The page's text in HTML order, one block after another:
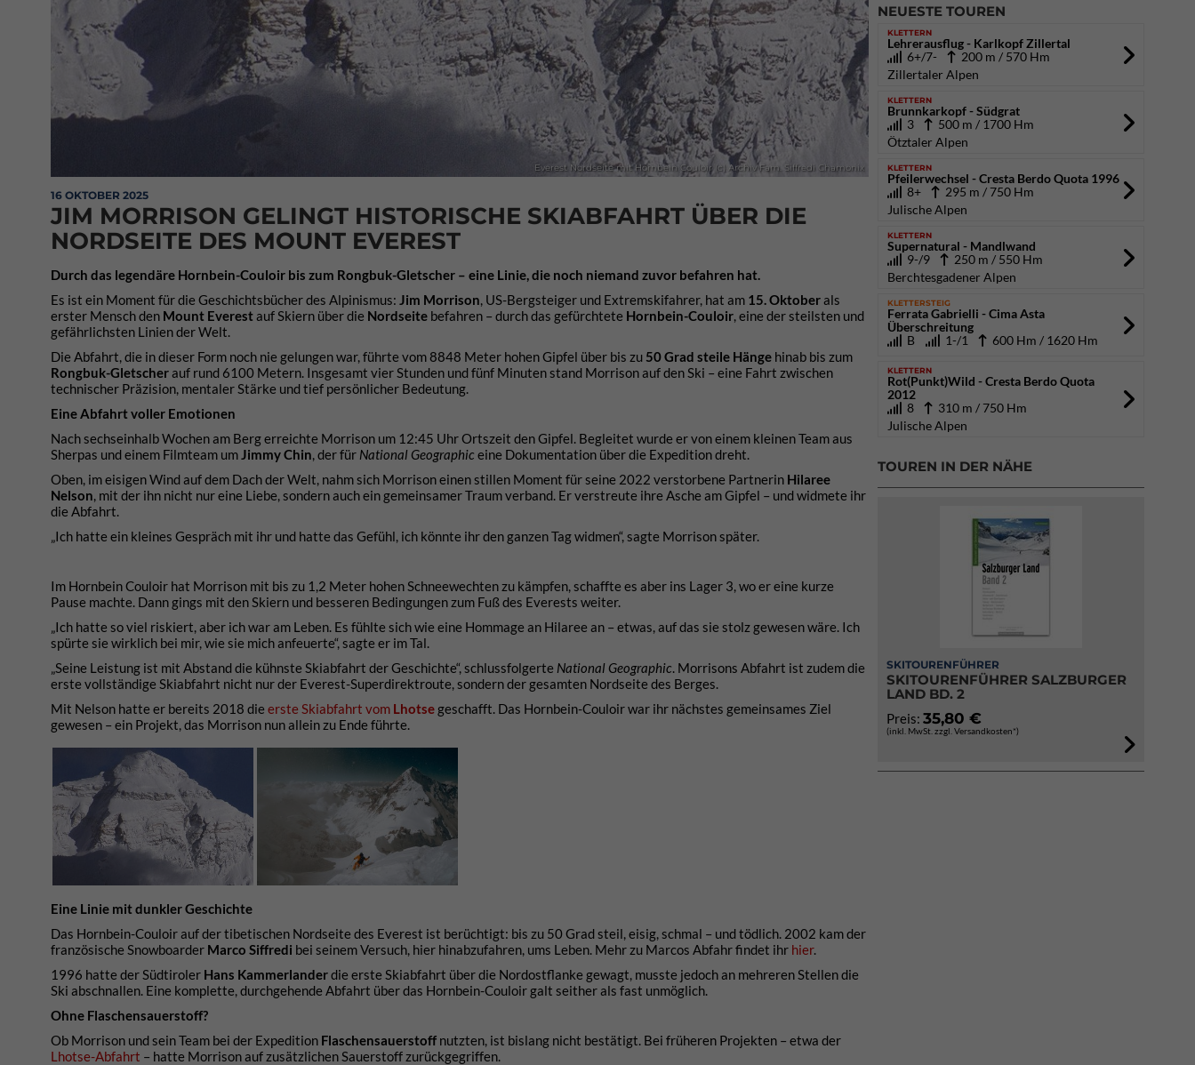
Everest Nordseite mit Hornbein Couloir (c) Archiv Fam. Siffredi Chamonix
16 OKTOBER 2025
JIM MORRISON GELINGT HISTORISCHE SKIABFAHRT ÜBER DIE
NORDSEITE DES MOUNT EVEREST
Durch das legendäre Hornbein-Couloir bis zum Rongbuk-Gletscher – eine Linie, die noch niemand zuvor befahren hat.
Es ist ein Moment für die Geschichtsbücher des Alpinismus: Jim Morrison, US-Bergsteiger und Extremskifahrer, hat am 15. Oktoberals
erster Mensch den Mount Everestauf Skiern über die Nordseite befahren – durch das gefürchtete Hornbein-Couloir, eine der steilsten und
gefährlichsten Linien der Welt.
Die Abfahrt, die in dieser Form noch nie gelungen war, führte vom 8848 Meter hohen Gipfel über bis zu 50 Grad steile Hänge hinab bis zum
Rongbuk-Gletscherauf rund 6100 Metern. Insgesamt vier Stunden und fünf Minuten stand Morrison auf den Ski – eine Fahrt zwischen
technischer Präzision, mentaler Stärke und tief persönlicher Bedeutung.
Eine Abfahrt voller Emotionen
Nach sechseinhalb Wochen am Berg erreichte Morrison um 12:45 Uhr Ortszeit den Gipfel. Begleitet wurde er von einem kleinen Team aus
Sherpas und einem Filmteam umJimmy Chin, der für National Geographic eine Dokumentation über die Expedition dreht.
Oben, im eisigen Wind auf dem Dach der Welt, nahm sich Morrison einen stillen Moment für seine 2022 verstorbene Partnerin Hilaree
Nelson, mit der ihn nicht nur eine Liebe, sondern auch ein gemeinsamer Traum verband. Er verstreute ihre Asche am Gipfel – und widmete ihr
die Abfahrt.
„Ich hatte ein kleines Gespräch mit ihr und hatte das Gefühl, ich könnte ihr den ganzen Tag widmen“, sagte Morrison später.
Im Hornbein Couloir hat Morrison mit bis zu 1,2 Meter hohen Schneewechten zu kämpfen, schaffte es aber ins Lager 3, wo er eine kurze
Pause machte. Dann gings mit den Skiern und besseren Bedingungen zum Fuß des Everests weiter.
„Ich hatte so viel riskiert, aber ich war am Leben. Es fühlte sich wie eine Hommage an Hilaree an – etwas, auf das sie stolz gewesen wäre. Ich
spürte sie wirklich bei mir, wie sie mich anfeuerte“, sagte er im Tal.
„Seine Leistung ist mit Abstand die kühnste Skiabfahrt der Geschichte“, schlussfolgerte National Geographic. Morrisons Abfahrt ist zudem die
erste vollständige Skiabfahrt nicht nur der Everest-Superdirektroute, sondern der gesamten Nordseite des Berges.
Mit Nelson hatte er bereits 2018 die erste Skiabfahrt vom Lhotse geschafft. Das Hornbein-Couloir war ihr nächstes gemeinsames Ziel
gewesen – ein Projekt, das Morrison nun allein zu Ende führte.
Eine Linie mit dunkler Geschichte
Das Hornbein-Couloir auf der tibetischen Nordseite des Everest ist berüchtigt: bis zu 50 Grad steil, eisig, schmal – und tödlich. 2002 kam der
französische Snowboarder Marco Siffredi bei seinem Versuch, hier hinabzufahren, ums Leben. Mehr zu Marcos Abfahr findet ihr hier.
1996 hatte der Südtiroler Hans Kammerlanderdie erste Skiabfahrt über die Nordostflanke gewagt, musste jedoch an mehreren Stellen die
Ski abschnallen. Eine komplette, durchgehende Abfahrt über das Hornbein-Couloir galt seither als fast unmöglich.
Ohne Flaschensauerstoff?
Ob Morrison und sein Team bei der Expedition Flaschensauerstoff nutzten, ist bislang nicht bestätigt. Bei früheren Projekten – etwa der
Lhotse-Abfahrt – hatte Morrison auf zusätzlichen Sauerstoff zurückgegriffen.
NEUESTE TOUREN
KLETTERN
Lehrerausflug - Karlkopf Zillertal
6+/7-
200 m / 570 Hm
Zillertaler Alpen
KLETTERN
Brunnkarkopf - Südgrat
3
500 m / 1700 Hm
Ötztaler Alpen
KLETTERN
Pfeilerwechsel - Cresta Berdo Quota 1996
8+
295 m / 750 Hm
Julische Alpen
KLETTERN
Supernatural - Mandlwand
9-/9
250 m / 550 Hm
Berchtesgadener Alpen
KLETTERSTEIG
Ferrata Gabrielli - Cima Asta
Überschreitung
B
1-/1 600 Hm / 1620 Hm
KLETTERN
Rot(Punkt)Wild - Cresta Berdo Quota
2012
8
310 m / 750 Hm
Julische Alpen
TOUREN IN DER NÄHE
SKITOURENFÜHRER
SKITOURENFÜHRER SALZBURGER
LAND BD. 2
Preis: 35,80 €
(inkl. MwSt. zzgl. Versandkosten*)